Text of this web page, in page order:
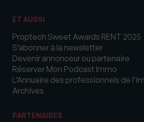
ET AUSSI
Proptech Sweet Awards RENT 2025
S’abonner à la newsletter
Devenir annonceur ou partenaire
Réserver Mon Podcast Immo
L’Annuaire des professionnels de
Archives
PARTENAIRES